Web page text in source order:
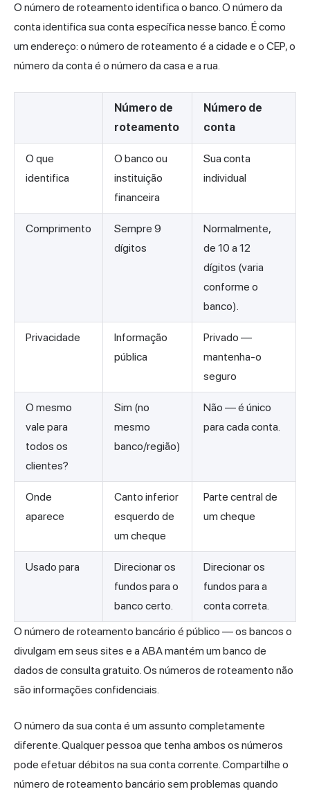
O número de roteamento identifica o banco. O número da
conta identifica sua conta específica nesse banco. É como
um endereço: o número de roteamento é a cidade e o CEP, o
número da conta é o número da casa e a rua.
Número de
roteamento
Número de
conta
O que
identifica
O banco ou
instituição
financeira
Sua conta
individual
Comprimento
Sempre 9
dígitos
Normalmente,
de 10 a 12
dígitos (varia
conforme o
banco).
Privacidade
Informação
pública
Privado —
mantenha-o
seguro
O mesmo
vale para
todos os
clientes?
Sim (no
mesmo
banco/região)
Não — é único
para cada conta.
Onde
aparece
Canto inferior
esquerdo de
um cheque
Parte central de
um cheque
Usado para
Direcionar os
fundos para o
banco certo.
Direcionar os
fundos para a
conta correta.
O número de roteamento bancário é público — os bancos o
divulgam em seus sites e a ABA mantém um banco de
dados de consulta gratuito. Os números de roteamento não
são informações confidenciais.
O número da sua conta é um assunto completamente
diferente. Qualquer pessoa que tenha ambos os números
pode efetuar débitos na sua conta corrente. Compartilhe o
número de roteamento bancário sem problemas quando